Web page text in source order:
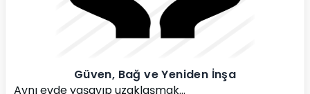
Güven, Bağ ve Yeniden İnşa
Aynı evde yaşayıp uzaklaşmak…